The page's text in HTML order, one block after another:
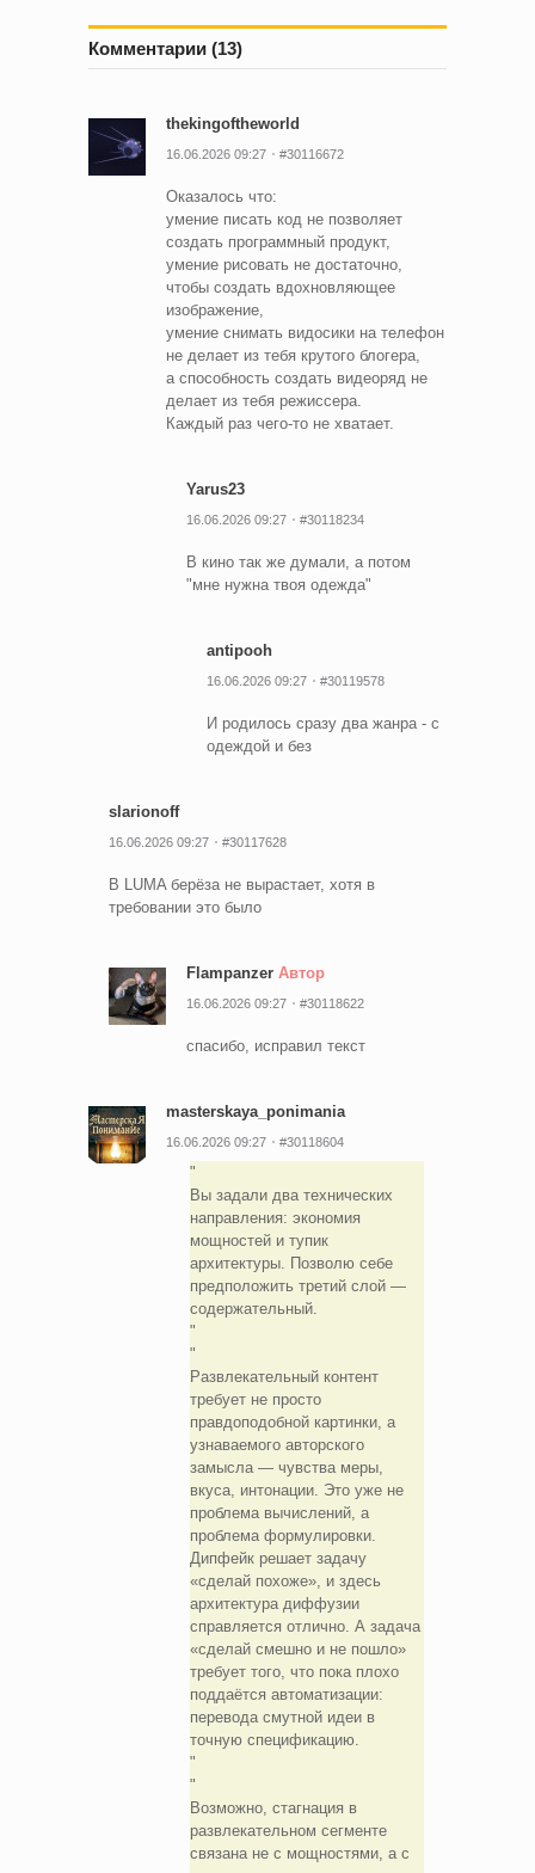
Комментарии (13)
thekingoftheworld
16.06.2026 09:27 #30116672
Оказалось что:
умение писать код не позволяет
создать программный продукт,
умение рисовать не достаточно,
чтобы создать вдохновляющее
изображение,
умение снимать видосики на телефон
не делает из тебя крутого блогера,
а способность создать видеоряд не
делает из тебя режиссера.
Каждый раз чего-то не хватает.
Yarus23
16.06.2026 09:27 #30118234
В кино так же думали, а потом
"мне нужна твоя одежда"
antipooh
16.06.2026 09:27 #30119578
И родилось сразу два жанра - с
одеждой и без
slarionoff
16.06.2026 09:27 #30117628
В LUMA берёза не вырастает, хотя в
требовании это было
Flampanzer Автор
16.06.2026 09:27 #30118622
спасибо, исправил текст
masterskaya_ponimania
16.06.2026 09:27 #30118604
Вы задали два технических
направления: экономия
мощностей и тупик
архитектуры. Позволю себе
предположить третий слой —
содержательный.
Развлекательный контент
требует не просто
правдоподобной картинки, а
узнаваемого авторского
замысла — чувства меры,
вкуса, интонации. Это уже не
проблема вычислений, а
проблема формулировки.
Дипфейк решает задачу
«сделай похоже», и здесь
архитектура диффузии
справляется отлично. А задача
«сделай смешно и не пошло»
требует того, что пока плохо
поддаётся автоматизации:
перевода смутной идеи в
точную спецификацию.
Возможно, стагнация в
развлекательном сегменте
связана не с мощностями, а с